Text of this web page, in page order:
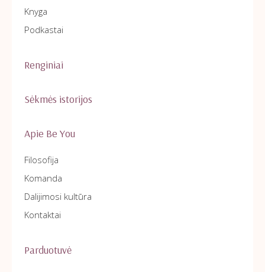
Knyga
Podkastai
Renginiai
Sėkmės istorijos
Apie Be You
Filosofija
Komanda
Dalijimosi kultūra
Kontaktai
Parduotuvė